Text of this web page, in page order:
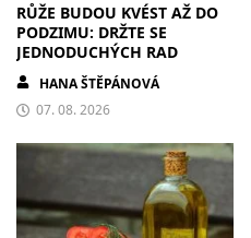
RŮŽE BUDOU KVÉST AŽ DO
PODZIMU: DRŽTE SE
JEDNODUCHÝCH RAD
HANA ŠTĚPÁNOVÁ
07. 08. 2026